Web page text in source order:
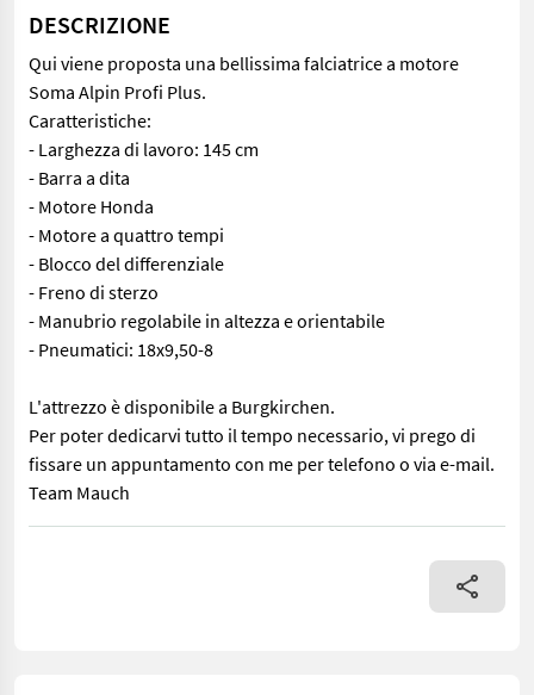
DESCRIZIONE
Qui viene proposta una bellissima falciatrice a motore
Soma Alpin Profi Plus.
Caratteristiche:
- Larghezza di lavoro: 145 cm
- Barra a dita
- Motore Honda
- Motore a quattro tempi
- Blocco del differenziale
- Freno di sterzo
- Manubrio regolabile in altezza e orientabile
- Pneumatici: 18x9,50-8
L'attrezzo è disponibile a Burgkirchen.
Per poter dedicarvi tutto il tempo necessario, vi prego di
fissare un appuntamento con me per telefono o via e-mail.
Team Mauch
Qui viene proposta una bellissima falciatrice a motore Soma